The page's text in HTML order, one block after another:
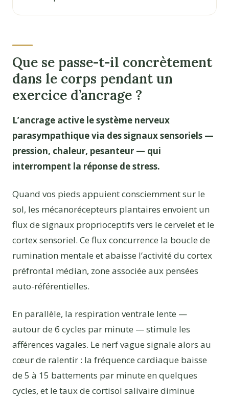
Que se passe-t-il concrètement
dans le corps pendant un
exercice d’ancrage ?
L’ancrage active le système nerveux
parasympathique via des signaux sensoriels —
pression, chaleur, pesanteur — qui
interrompent la réponse de stress.
Quand vos pieds appuient consciemment sur le
sol, les mécanorécepteurs plantaires envoient un
flux de signaux proprioceptifs vers le cervelet et le
cortex sensoriel. Ce flux concurrence la boucle de
rumination mentale et abaisse l’activité du cortex
préfrontal médian, zone associée aux pensées
auto-référentielles.
En parallèle, la respiration ventrale lente —
autour de 6 cycles par minute — stimule les
afférences vagales. Le nerf vague signale alors au
cœur de ralentir : la fréquence cardiaque baisse
de 5 à 15 battements par minute en quelques
cycles, et le taux de cortisol salivaire diminue